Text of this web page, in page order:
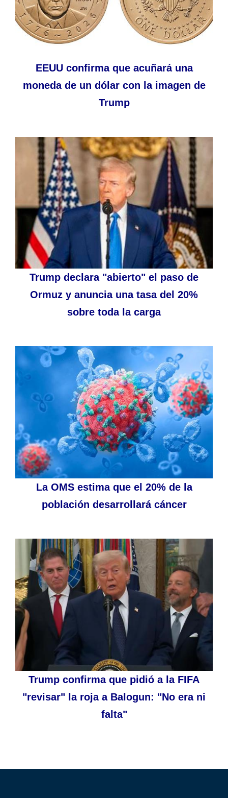
EEUU confirma que acuñará una
moneda de un dólar con la imagen de
Trump
Trump declara "abierto" el paso de
Ormuz y anuncia una tasa del 20%
sobre toda la carga
La OMS estima que el 20% de la
población desarrollará cáncer
Trump confirma que pidió a la FIFA
"revisar" la roja a Balogun: "No era ni
falta"